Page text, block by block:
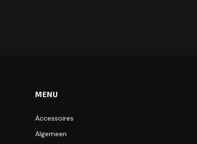
MENU
Accessoires
Algemeen